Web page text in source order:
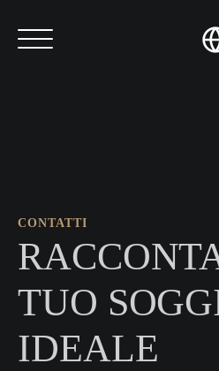
CONTATTI
TUO
IDEALE